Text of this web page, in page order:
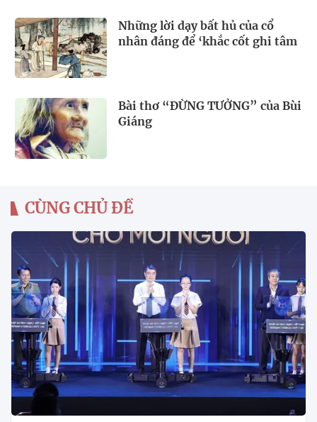
Những lời dạy bất hủ của cổ
nhân đáng để ‘khắc cốt ghi tâm
Bài thơ “ĐỪNG TƯỞNG” của Bùi
Giáng
CÙNG CHỦ ĐỀ